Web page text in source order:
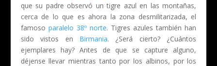
que su padre observó un tigre azul en las montañas,
cerca de lo que es ahora la zona desmilitarizada, el
famoso paralelo 38º norte. Tigres azules también han
sido vistos en Birmania. ¿Será cierto? ¿Cuántos
ejemplares hay? Antes de que se capture alguno,
déjense llevar mientras tanto por los albinos, por los